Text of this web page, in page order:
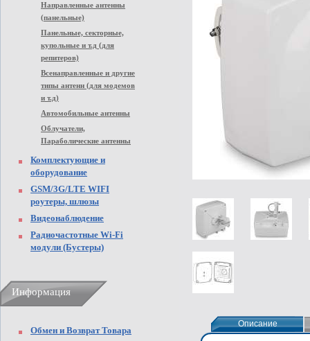
Направленные антенны
(панельные)
Панельные, секторные,
купольные и т.д (для
репитеров)
Всенаправленные и другие
типы антенн (для модемов
и т.д)
Автомобильные антенны
Облучатели,
Параболические антенны
Комплектующие и
оборудование
GSM/3G/LTE WIFI
роутеры, шлюзы
Видеонаблюдение
Радиочастотные Wi-Fi
модули (Бустеры)
Информация
Обмен и Возврат Товара
Описание
Описание